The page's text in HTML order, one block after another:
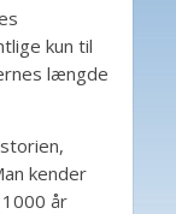
kun til
længde
kender
år